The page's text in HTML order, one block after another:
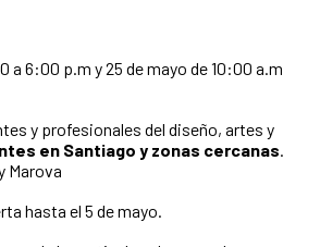
a 6:00 p.m y 25 de mayo de 10:00 a.m
y profesionales del diseño, artes y
en Santiago y zonas cercanas.
Marova
hasta el 5 de mayo.